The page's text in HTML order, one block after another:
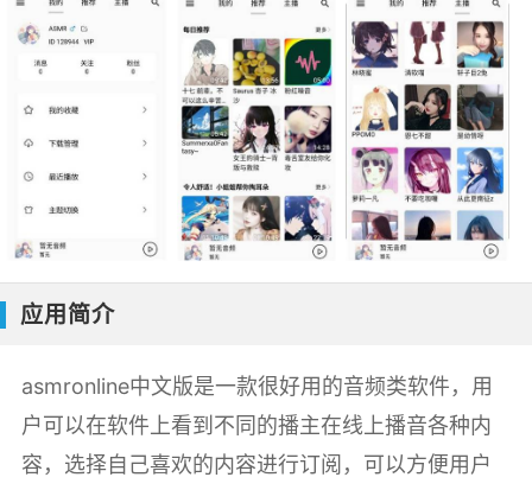
应用简介
asmronline中文版是一款很好用的音频类软件，用
户可以在软件上看到不同的播主在线上播音各种内
容，选择自己喜欢的内容进行订阅，可以方便用户